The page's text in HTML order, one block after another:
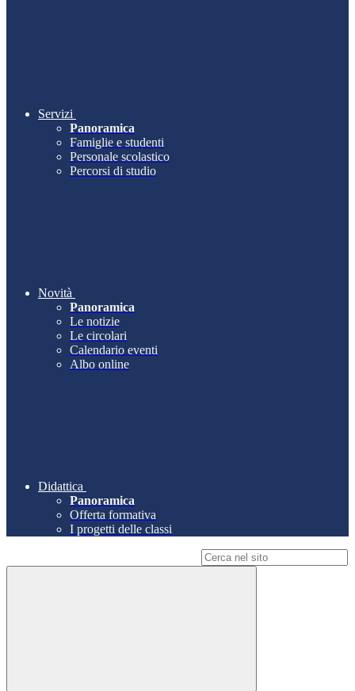
Servizi
Panoramica
Famiglie e studenti
Personale scolastico
Percorsi di studio
Novità
Panoramica
Le notizie
Le circolari
Calendario eventi
Albo online
Didattica
Panoramica
Offerta formativa
I progetti delle classi